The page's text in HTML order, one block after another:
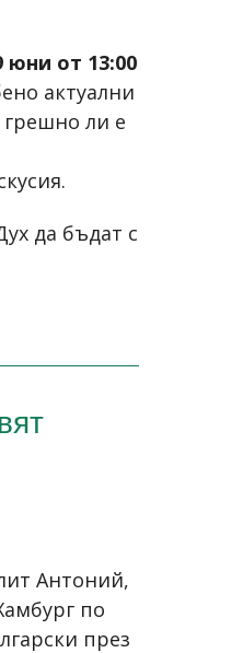
юни от 13:00
актуални
грешно ли е
да бъдат с
Антоний,
по
през